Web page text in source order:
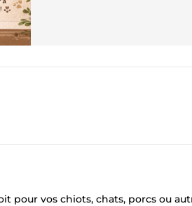
pour vos chiots, chats, porcs ou